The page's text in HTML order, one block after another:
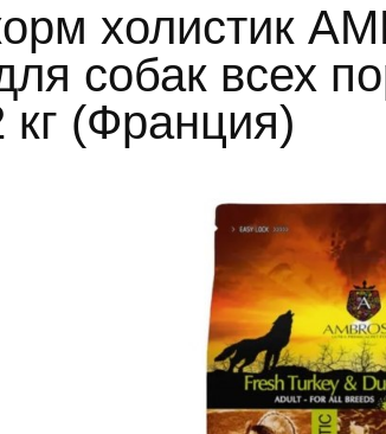
холистик
собак всех
кг (Франция)